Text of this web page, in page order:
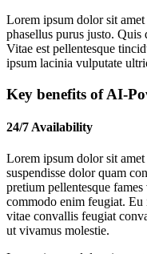
Lorem ipsum dolor sit
phasellus purus justo. Quis
Vitae est pellentesque
ipsum lacinia vulputate
Key benefits of AI-
24/7 Availability
Lorem ipsum dolor sit
suspendisse dolor quam
pretium pellentesque
commodo enim feugiat.
vitae convallis feugiat
ut vivamus molestie.